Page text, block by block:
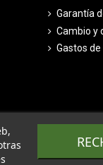
Garantía
Cambio y
Gastos